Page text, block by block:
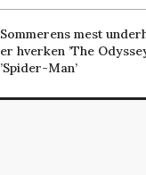
Sommerens mest
er hverken ’The
’Spider-Man’